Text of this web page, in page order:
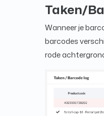
Taken/
Wanneer je
barcodes
rode